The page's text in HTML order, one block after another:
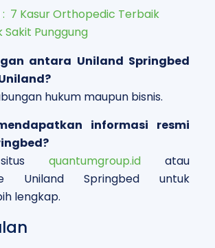
7 Kasur Orthopedic Terbaik
Sakit Punggung
antara Uniland Springbed
hukum maupun bisnis.
informasi resmi
quantumgroup.id atau
Uniland Springbed untuk
lengkap.